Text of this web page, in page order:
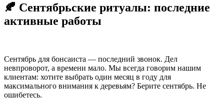
🍂 Сентябрьские ритуалы: последние
активные работы
Сентябрь для бонсаиста — последний звонок. Дел
невпроворот, а времени мало. Мы всегда говорим нашим
клиентам: хотите выбрать один месяц в году для
максимального внимания к деревьям? Берите сентябрь. Не
ошибетесь.